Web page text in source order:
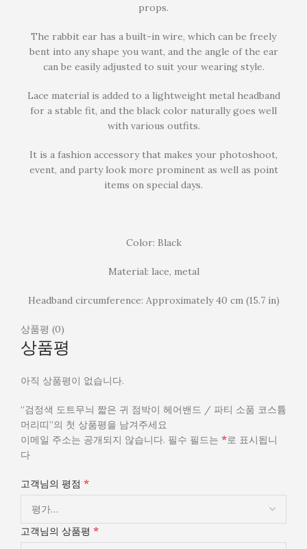
props.
The rabbit ear has a built-in wire, which can be freely
bent into any shape you want, and the angle of the ear
can be easily adjusted to suit your wearing style.
Lace material is added to a lightweight metal headband
for a stable fit, and the black color naturally goes well
with various outfits.
It is a fashion accessory that makes your photoshoot,
event, and party look more prominent as well as point
items on special days.
Color: Black
Material: lace, metal
Headband circumference: Approximately 40 cm (15.7 in)
상품평 (0)
상품평
아직 상품평이 없습니다.
“검정색 도트무늬 짧은 귀 점박이 헤어밴드 / 파티 소품 코스튬
머리띠”의 첫 상품평을 남겨주세요
이메일 주소는 공개되지 않습니다. 필수 필드는 *로 표시됩니
다
고객님의 평점 *
고객님의 상품평 *